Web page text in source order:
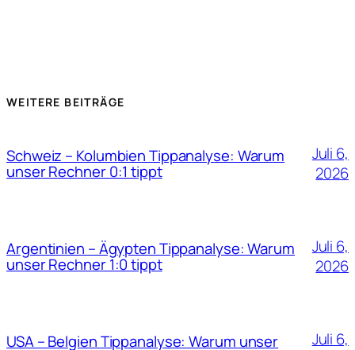
WEITERE BEITRÄGE
Schweiz – Kolumbien Tippanalyse: Warum
unser Rechner 0:1 tippt
Juli 6,
2026
Argentinien – Ägypten Tippanalyse: Warum
unser Rechner 1:0 tippt
Juli 6,
2026
USA – Belgien Tippanalyse: Warum unser
Juli 6,